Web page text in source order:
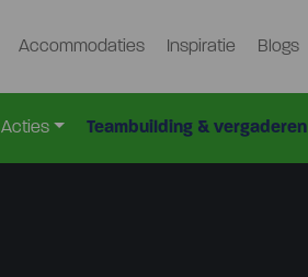
Accommodaties Inspiratie Blogs
Acties Teambuilding & vergaderen